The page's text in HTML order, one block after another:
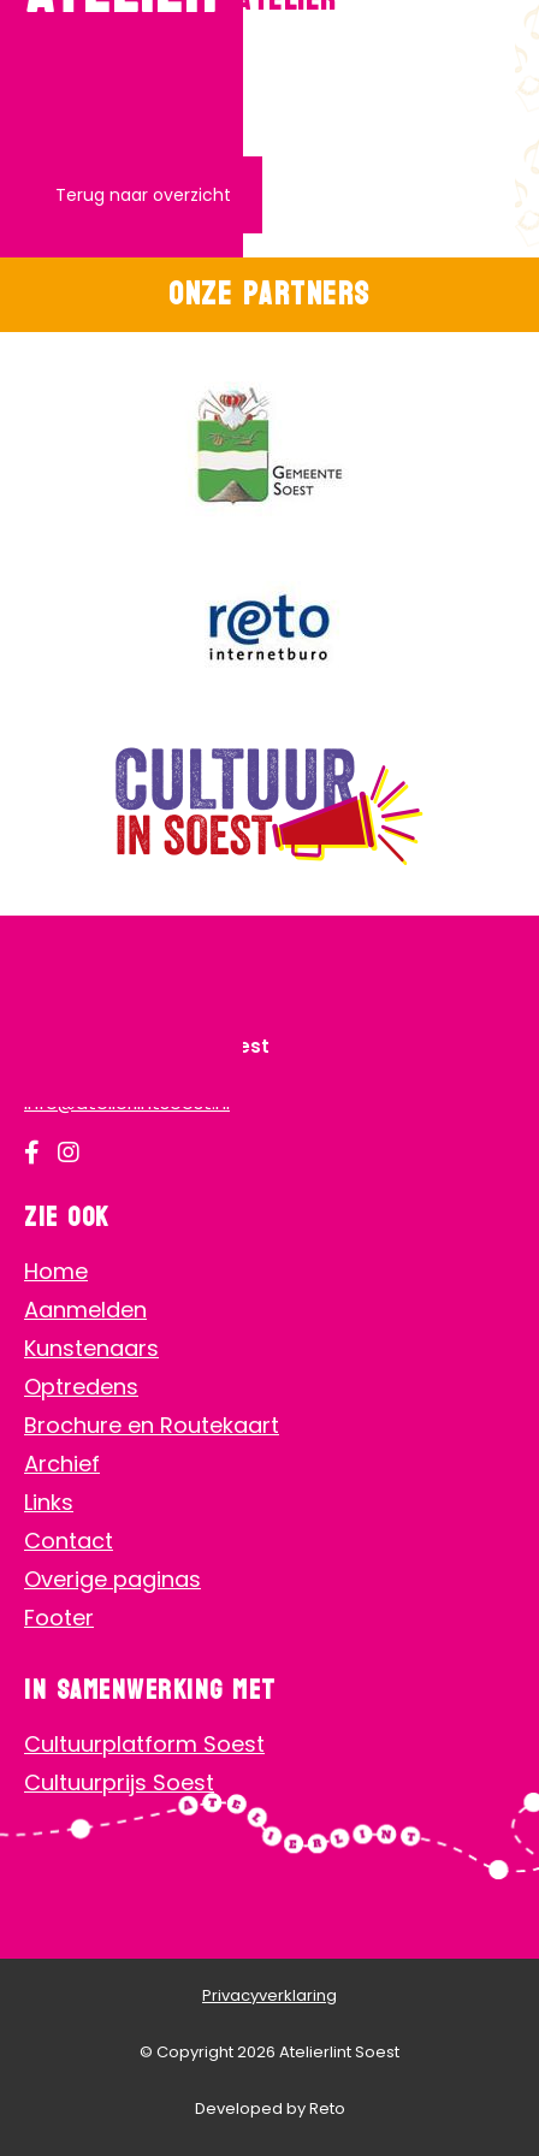
Terug naar overzicht
Onze partners
Stichting Atelierlint Soest
info@atelierlintsoest.nl
Zie ook
Home
Aanmelden
Kunstenaars
Optredens
Brochure en Routekaart
Archief
Links
Contact
Overige paginas
Footer
In samenwerking met
Cultuurplatform Soest
Cultuurprijs Soest
Privacyverklaring
© Copyright 2026 Atelierlint Soest
Developed by Reto